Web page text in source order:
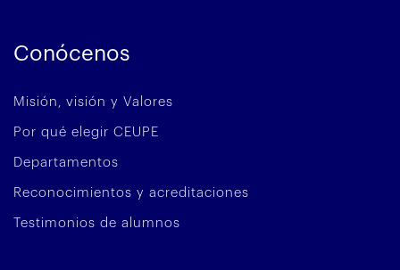
Conócenos
Misión, visión y Valores
Por qué elegir CEUPE
Departamentos
Reconocimientos y acreditaciones
Testimonios de alumnos